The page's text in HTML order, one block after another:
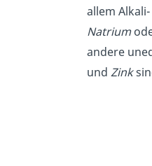
allem
Natrium
andere
und Zink